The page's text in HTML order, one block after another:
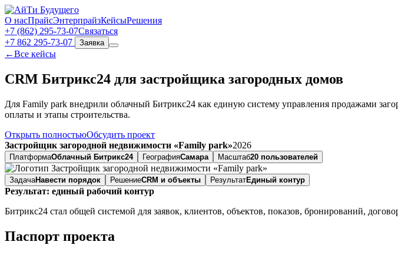
О насПрайсЭнтерпрайзКейсыРешения
+7 (862) 295‑73‑07Связаться
+7 862 295-73-07
Заявка
←Все кейсы
CRM Битрикс24 для застройщика загородных домов
Для Family park внедрили облачный Битрикс24 как единую систему управления продажами
оплаты и этапы строительства.
Открыть полностьюОбсудить проект
Застройщик загородной недвижимости «Family park»2026
ПлатформаОблачный Битрикс24 ГеографияСамара Масштаб20 пользователей
ЗадачаНавести порядок РешениеCRM и объекты РезультатЕдиный контур
Результат: единый рабочий контур
Битрикс24 стал общей системой для заявок, клиентов, объектов, показов, бронирований,
Паспорт проекта